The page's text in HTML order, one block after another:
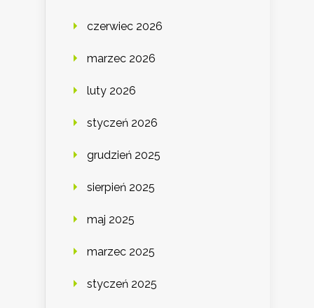
czerwiec 2026
marzec 2026
luty 2026
styczeń 2026
grudzień 2025
sierpień 2025
maj 2025
marzec 2025
styczeń 2025